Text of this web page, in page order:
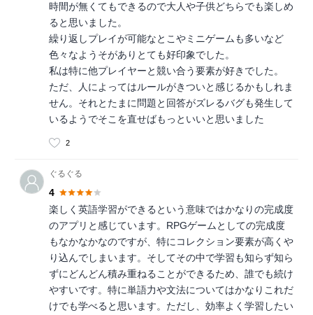
時間が無くてもできるので大人や子供どちらでも楽しめ
ると思いました。
繰り返しプレイが可能なとこやミニゲームも多いなど
色々なようそがありとても好印象でした。
私は特に他プレイヤーと競い合う要素が好きでした。
ただ、人によってはルールがきついと感じるかもしれま
せん。それとたまに問題と回答がズレるバグも発生して
いるようでそこを直せばもっといいと思いました
2
ぐるぐる
4
楽しく英語学習ができるという意味ではかなりの完成度
のアプリと感じています。RPGゲームとしての完成度
もなかなかなのですが、特にコレクション要素が高くや
り込んでしまいます。そしてその中で学習も知らず知ら
ずにどんどん積み重ねることができるため、誰でも続け
やすいです。特に単語力や文法についてはかなりこれだ
けでも学べると思います。ただし、効率よく学習したい